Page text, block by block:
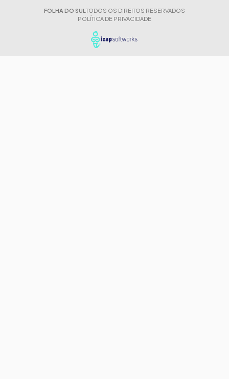
FOLHA DO SUL TODOS OS DIREITOS RESERVADOS
POLÍTICA DE PRIVACIDADE